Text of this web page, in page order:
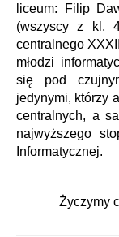
liceum: Filip
(wszyscy z kl.
centralnego
młodzi
się pod
jedynymi, którzy
centralnych, a
najwyższego
Informatycznej.
Życzymy